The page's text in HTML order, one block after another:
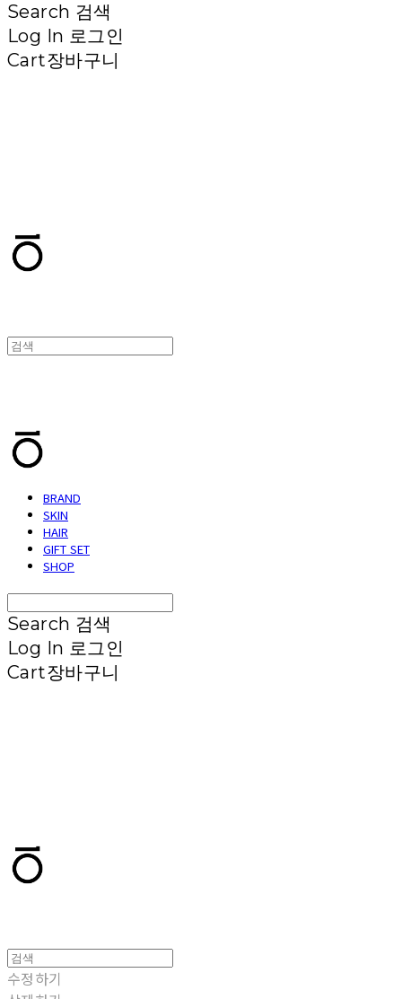
Search 검색
Log In 로그인
Cart장바구니
BRAND
SKIN
HAIR
GIFT SET
SHOP
Search 검색
Log In 로그인
Cart장바구니
수정하기